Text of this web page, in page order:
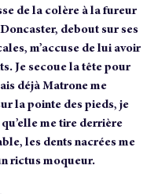
de la colère à la fureur
debout sur ses
m’accuse de lui avoir
Je secoue la tête pour
déjà Matrone me
la pointe des pieds, je
me tire derrière
les dents nacrées me
rictus moqueur.